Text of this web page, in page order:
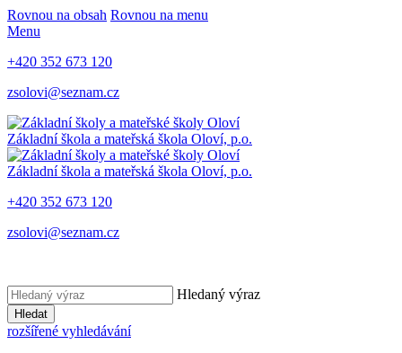
Rovnou na obsah Rovnou na menu
Menu
+420 352 673 120
zsolovi@seznam.cz
Základní škola a mateřská škola Oloví, p.o.
Základní škola a mateřská škola Oloví, p.o.
+420 352 673 120
zsolovi@seznam.cz
Hledaný výraz
Hledat
rozšířené vyhledávání